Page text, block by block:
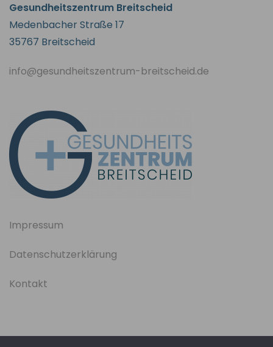
Gesundheitszentrum Breitscheid
Medenbacher Straße 17
35767 Breitscheid
info@gesundheitszentrum-breitscheid.de
Impressum
Datenschutzerklärung
Kontakt